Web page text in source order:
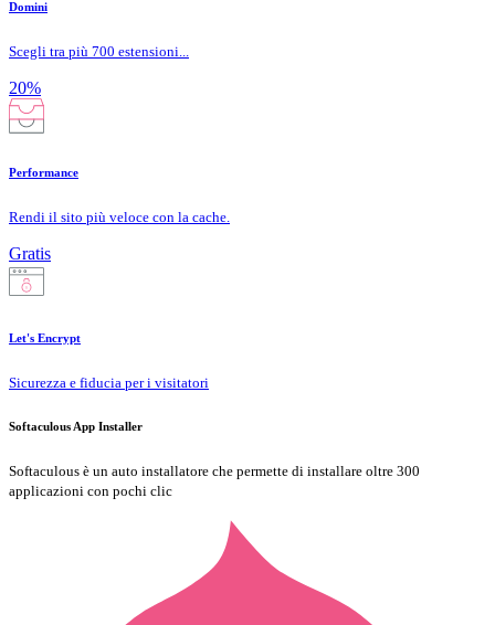
Domini
Scegli tra più 700 estensioni...
20%
Performance
Rendi il sito più veloce con la cache.
Gratis
Let's Encrypt
Sicurezza e fiducia per i visitatori
Softaculous App Installer
Softaculous è un auto installatore che permette di installare oltre 300
applicazioni con pochi clic